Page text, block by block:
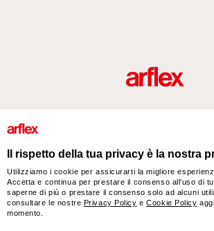
arflex – sevensalotti spa via Pizzo Scalino 1 20833
- Phone +39 0362 853043 - VAT IT 00703820969 – © arflex
Il rispetto della tua privacy è la nostra
Utilizziamo i cookie per assicurarti la migliore
Accetta e continua per prestare il consenso all’uso di
saperne di più o prestare il consenso solo ad alcuni
consultare le nostre Privacy Policy eCookie Policy
momento.